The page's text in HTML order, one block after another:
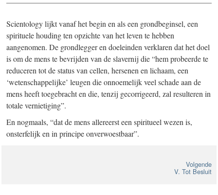
Scientology lijkt vanaf het begin en als een grondbeginsel, een
spirituele houding ten opzichte van het leven te hebben
aangenomen. De grondlegger en doeleinden verklaren dat het doel
is om de mens te bevrijden van de slavernij die “hem probeerde te
reduceren tot de status van cellen, hersenen en lichaam, een
‘wetenschappelijke’ leugen die onnoemelijk veel schade aan de
mens heeft toegebracht en die, tenzij gecorrigeerd, zal resulteren in
totale vernietiging”.
En nogmaals, “dat de mens allereerst een spiritueel wezen is,
onsterfelijk en in principe onverwoestbaar”.
Volgende
V. Tot Besluit